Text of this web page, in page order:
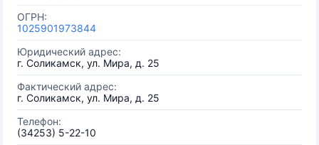
ОГРН:
1025901973844
Юридический адрес:
г. Соликамск, ул. Мира, д. 25
Фактический адрес:
г. Соликамск, ул. Мира, д. 25
Телефон:
(34253) 5-22-10